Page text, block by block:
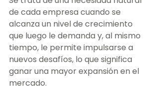
de cada empresa cuando se
alcanza un nivel de crecimiento
que luego le demanda y, al mismo
tiempo, le permite impulsarse a
nuevos desafíos, lo que significa
ganar una mayor expansión en el
mercado.